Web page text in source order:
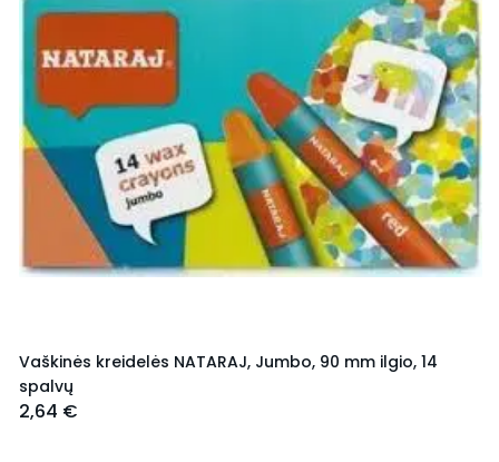
Vaškinės kreidelės NATARAJ, Jumbo, 90 mm ilgio, 14
spalvų
2,64 €